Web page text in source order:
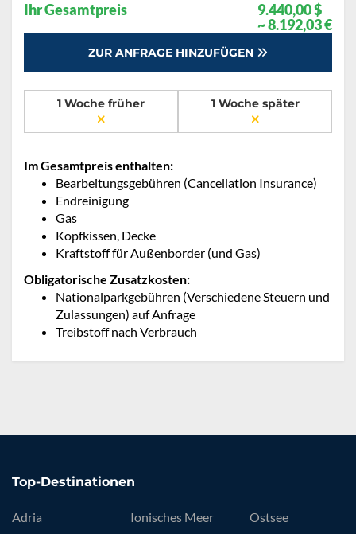
Ihr Gesamtpreis
9.440,00 $
~ 8.192,03 €
ZUR ANFRAGE HINZUFÜGEN
1 Woche früher 1 Woche später
Im Gesamtpreis enthalten:
Bearbeitungsgebühren (Cancellation Insurance)
Endreinigung
Gas
Kopfkissen, Decke
Kraftstoff für Außenborder (und Gas)
Obligatorische Zusatzkosten:
Nationalparkgebühren (Verschiedene Steuern und
Zulassungen) auf Anfrage
Treibstoff nach Verbrauch
Top-Destinationen
Adria
Ionisches Meer
Ostsee